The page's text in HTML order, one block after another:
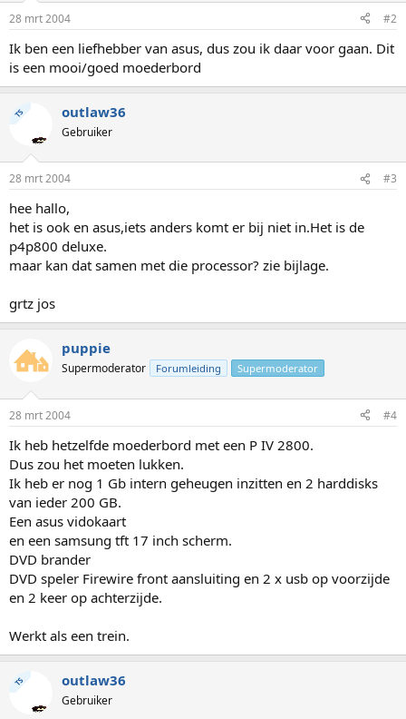
28 mrt 2004 #2
Ik ben een liefhebber van asus, dus zou ik daar voor gaan. Dit
is een mooi/goed moederbord
TS outlaw36
Gebruiker
28 mrt 2004 #3
hee hallo,
het is ook en asus,iets anders komt er bij niet in.Het is de
p4p800 deluxe.
maar kan dat samen met die processor? zie bijlage.
grtz jos
puppie
Supermoderator Forumleiding Supermoderator
28 mrt 2004 #4
Ik heb hetzelfde moederbord met een P IV 2800.
Dus zou het moeten lukken.
Ik heb er nog 1 Gb intern geheugen inzitten en 2 harddisks
van ieder 200 GB.
Een asus vidokaart
en een samsung tft 17 inch scherm.
DVD brander
DVD speler Firewire front aansluiting en 2 x usb op voorzijde
en 2 keer op achterzijde.
Werkt als een trein.
TS outlaw36
Gebruiker